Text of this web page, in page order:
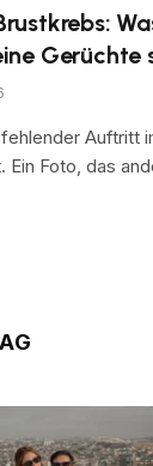
Gerüchte
Auftritt
Ein Foto, das